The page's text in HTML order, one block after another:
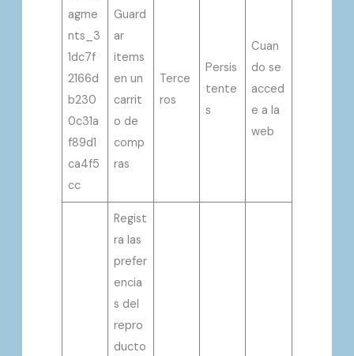
agme
nts_3
1dc7f
2166d
b230
0c31a
f89d1
ca4f5
cc
Guard
ar
items
en un
carrit
o de
comp
ras
Terce
ros
Persis
tente
s
Cuan
do se
acced
e a la
web
Regist
ra las
prefer
encia
s del
repro
ducto